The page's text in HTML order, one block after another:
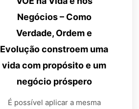
Negócios – Como
Verdade, Ordem e
Evolução constroem uma
vida com propósito e um
negócio próspero
É possível aplicar a mesma